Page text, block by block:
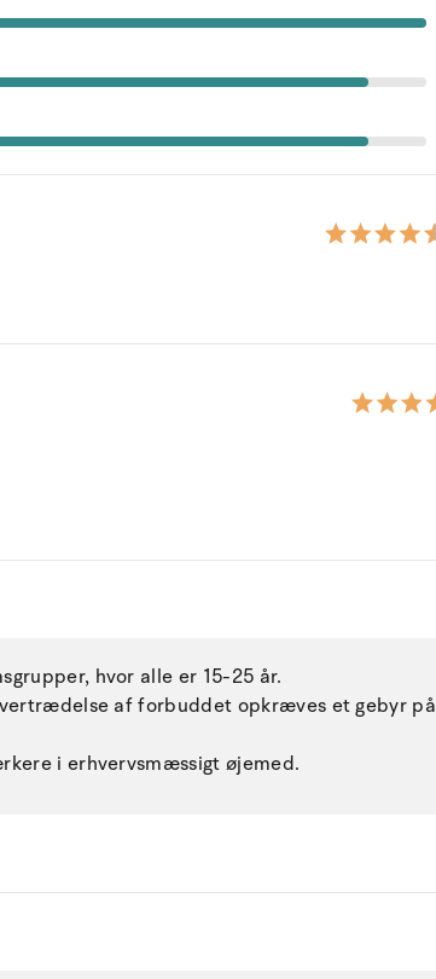
hvor alle er 15-25 år.
af forbuddet opkræves et gebyr på
i erhvervsmæssigt øjemed.